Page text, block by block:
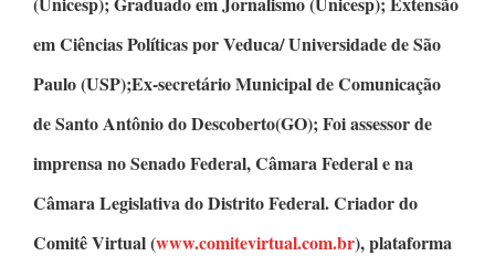
em Ciências Políticaspor Veduca/ Universidade de São
Paulo (USP);Ex-secretário Municipal de Comunicação
de Santo Antônio do Descoberto(GO); Foi assessor de
imprensa no Senado Federal, Câmara Federal e na
Câmara Legislativa do Distrito Federal.Criador do
Comitê Virtual(www.comitevirtual.com.br), plataforma